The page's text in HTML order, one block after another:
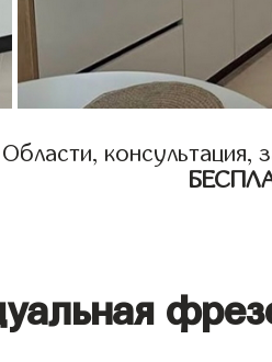
консультация,